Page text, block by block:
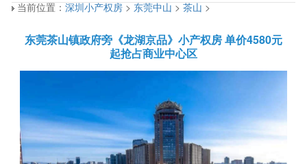
当前位置：深圳小产权房>东莞中山>茶山>
东莞茶山镇政府旁《龙湖京品》小产权房 单价4580元
起抢占商业中心区